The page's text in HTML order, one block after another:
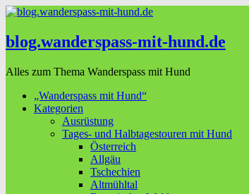
blog.wanderspass-mit-hund.de
Alles zum Thema Wanderspass mit Hund
„Wanderspass mit Hund“
Kategorien
Ausrüstung
Tages- und Halbtagestouren mit Hund
Österreich
Allgäu
Tschechien
Altmühltal